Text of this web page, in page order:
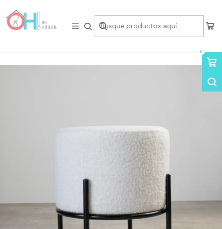
0
Inicio Living Puff & Banquetas Pouf - Puf Cloud Blanco